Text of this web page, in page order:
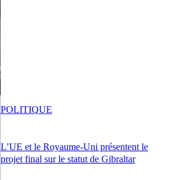
L’UE et le Royaume-Uni présentent le
projet final sur le statut de Gibraltar
POLITIQUE